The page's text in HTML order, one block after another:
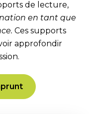
de lecture,
en tant que
Ces supports
approfondir